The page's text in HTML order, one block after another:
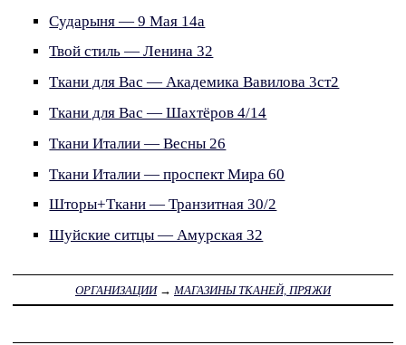
Сударыня — 9 Мая 14а
Твой стиль — Ленина 32
Ткани для Вас — Академика Вавилова 3ст2
Ткани для Вас — Шахтёров 4/14
Ткани Италии — Весны 26
Ткани Италии — проспект Мира 60
Шторы+Ткани — Транзитная 30/2
Шуйские ситцы — Амурская 32
ОРГАНИЗАЦИИ→ МАГАЗИНЫ ТКАНЕЙ, ПРЯЖИ